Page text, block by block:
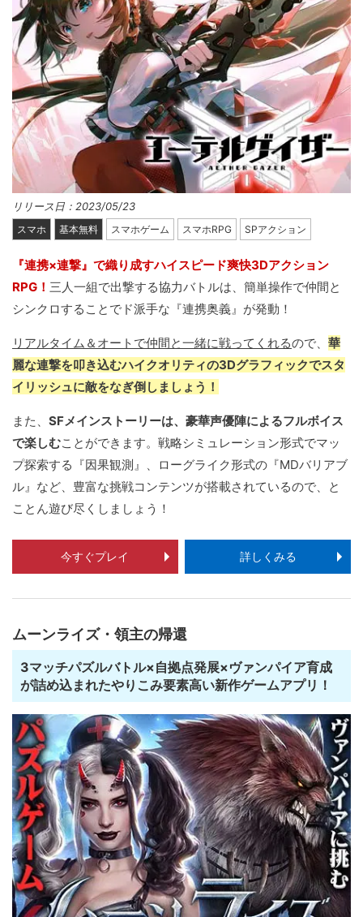
リリース日：2023/05/23
スマホ 基本無料 スマホゲーム スマホRPG SPアクション
『連携×連撃』で織り成すハイスピード爽快3Dアクション
RPG！ 三人一組で出撃する協力バトルは、簡単操作で仲間と
シンクロすることでド派手な『連携奥義』が発動！
リアルタイム＆オートで仲間と一緒に戦ってくれるので、 華
麗な連撃を叩き込むハイクオリティの3Dグラフィックでスタ
イリッシュに敵をなぎ倒しましょう！
また、 SFメインストーリーは、豪華声優陣によるフルボイス
で楽しむことができます。戦略シミュレーション形式でマッ
プ探索する『因果観測』、ローグライク形式の『MDバリアブ
ル』など、豊富な挑戦コンテンツが搭載されているので、と
ことん遊び尽くしましょう！
今すぐプレイ 詳しくみる
ムーンライズ・領主の帰還
3マッチパズルバトル×自拠点発展×ヴァンパイア育成
が詰め込まれたやりこみ要素高い新作ゲームアプリ！